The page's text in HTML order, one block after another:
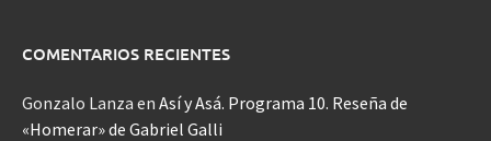
COMENTARIOS RECIENTES
Gonzalo Lanza en Así y Asá. Programa 10. Reseña de
«Homerar» de Gabriel Galli